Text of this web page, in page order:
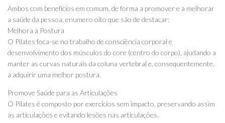
Ambos com benefícios em comum, de forma a promover e a melhorar
a saúde da pessoa, enumero oito que são de destacar:
Melhora a Postura
O Pilates foca-se no trabalho de consciência corporal e
desenvolvimento dos músculos do core (centro do corpo), ajudando a
manter as curvas naturais da coluna vertebral e, consequentemente,
a adquirir uma melhor postura.
Promove Saúde para as Articulações
O Pilates é composto por exercícios sem impacto, preservando assim
as articulações e evitando lesões nas articulações.